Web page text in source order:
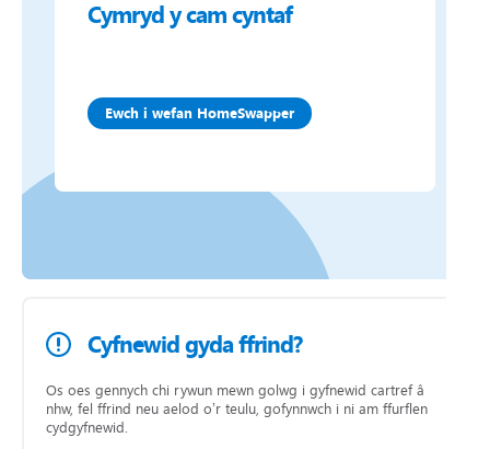
Cymryd y cam cyntaf
Ewch i wefan HomeSwapper
Cyfnewid gyda ffrind?
Os oes gennych chi rywun mewn golwg i gyfnewid cartref â
nhw, fel ffrind neu aelod o’r teulu, gofynnwch i ni am ffurflen
cydgyfnewid.